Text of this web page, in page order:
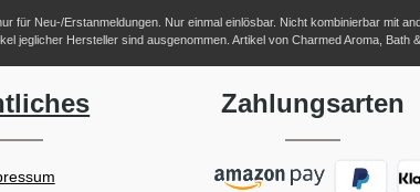
für Neu-/Erstanmeldungen. Nur einmal einlösbar. Nicht kombinierbar mit
jeglicher Hersteller sind ausgenommen. Artikel von Charmed Aroma, Bath
Zahlungsarten